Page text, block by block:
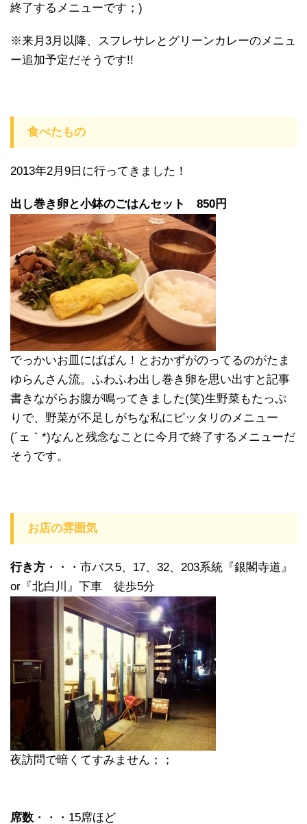
終了するメニューです；)
※来月3月以降、スフレサレとグリーンカレーのメニュ
ー追加予定だそうです!!
食べたもの
2013年2月9日に行ってきました！
出し巻き卵と小鉢のごはんセット 850円
でっかいお皿にばばん！とおかずがのってるのがたま
ゆらんさん流。ふわふわ出し巻き卵を思い出すと記事
書きながらお腹が鳴ってきました(笑)生野菜もたっぷ
りで、野菜が不足しがちな私にピッタリのメニュー
(´ェ｀*)なんと残念なことに今月で終了するメニューだ
そうです。
お店の雰囲気
行き方 ・・・市バス5、17、32、203系統『銀閣寺道』
or『北白川』下車 徒歩5分
夜訪問で暗くてすみません；；
席数 ・・・15席ほど